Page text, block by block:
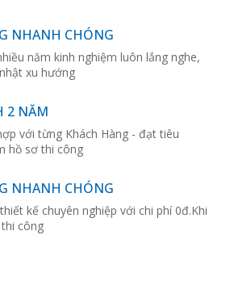
NHANH CHÓNG
năm kinh nghiệm luôn lắng nghe,
xu hướng
2 NĂM
với từng Khách Hàng - đạt tiêu
hồ sơ thi công
NHANH CHÓNG
kế chuyên nghiệp với chi phí 0đ.Khi
công